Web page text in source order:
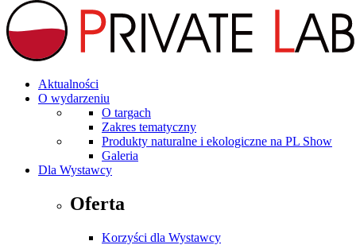
Aktualności
O wydarzeniu
O targach
Zakres tematyczny
Produkty naturalne i ekologiczne na PL Show
Galeria
Dla Wystawcy
Oferta
Korzyści dla Wystawcy